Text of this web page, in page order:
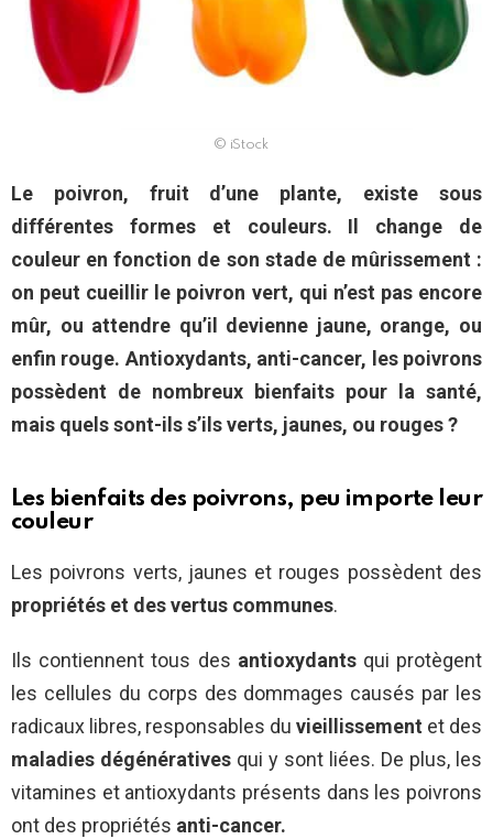
© iStock
Le poivron, fruit d’une plante, existe sous
différentes formes et couleurs. Il change de
couleur en fonction de son stade de mûrissement :
on peut cueillir le poivron vert, qui n’est pas encore
mûr, ou attendre qu’il devienne jaune, orange, ou
enfin rouge. Antioxydants, anti-cancer, les poivrons
possèdent de nombreux bienfaits pour la santé,
mais quels sont-ils s’ils verts, jaunes, ou rouges ?
Les bienfaits des poivrons, peu importe leur
couleur
Les poivrons verts, jaunes et rouges possèdent des
propriétés et des vertus communes.
Ils contiennent tous des antioxydantsqui protègent
les cellules du corps des dommages causés par les
radicaux libres, responsables du vieillissement et des
maladies dégénératives qui y sont liées. De plus, les
vitamines et antioxydants présents dans les poivrons
ont des propriétés anti-cancer.